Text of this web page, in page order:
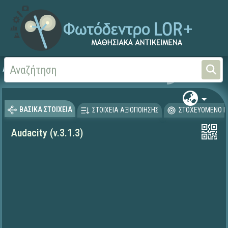
Αρχική ΦΟΡΕΙΣ ΚΑΙ ΠΑΝΕΠΙΣΤΗΜΙΑ Deti-
ΒΑΣΙΚΑ ΣΤΟΙΧΕΙΑ ΣΤΟΙΧΕΙΑ ΑΞΙΟΠΟΙΗΣΗΣ ΣΤΟΧΕΥΟΜΕΝΟ
Audacity (v.3.1.3)